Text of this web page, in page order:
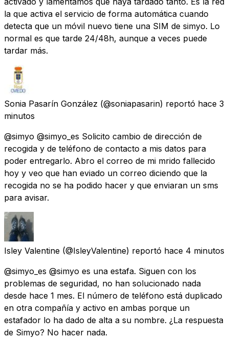
la que activa el servicio de forma automática cuando
detecta que un móvil nuevo tiene una SIM de simyo. Lo
normal es que tarde 24/48h, aunque a veces puede
tardar más.
Sonia Pasarín González (@soniapasarin) reportó hace 3
minutos
@simyo @simyo_es Solicito cambio de dirección de
recogida y de teléfono de contacto a mis datos para
poder entregarlo. Abro el correo de mi mrido fallecido
hoy y veo que han eviado un correo diciendo que la
recogida no se ha podido hacer y que enviaran un sms
para avisar.
Isley Valentine (@IsleyValentine) reportó hace 4 minutos
@simyo_es @simyo es una estafa. Siguen con los
problemas de seguridad, no han solucionado nada
desde hace 1 mes. El número de teléfono está duplicado
en otra compañía y activo en ambas porque un
estafador lo ha dado de alta a su nombre. ¿La respuesta
de Simyo? No hacer nada.